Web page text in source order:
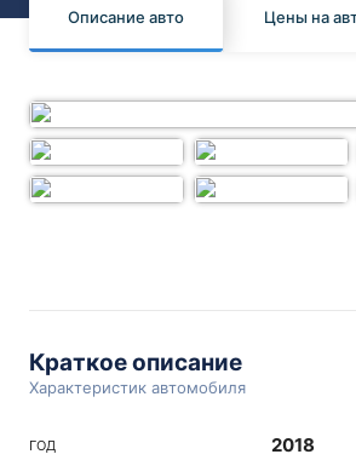
Описание авто Цены на
Краткое описание
Характеристик автомобиля
ГОД 2018